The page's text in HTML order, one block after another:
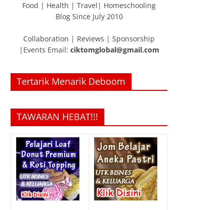
Food | Health | Travel| Homeschooling
Blog Since July 2010
Collaboration | Reviews | Sponsorship
|Events Email: ciktomglobal@gmail.com
Tertarik Menarik Deboom
TAWARAN HEBAT!!!